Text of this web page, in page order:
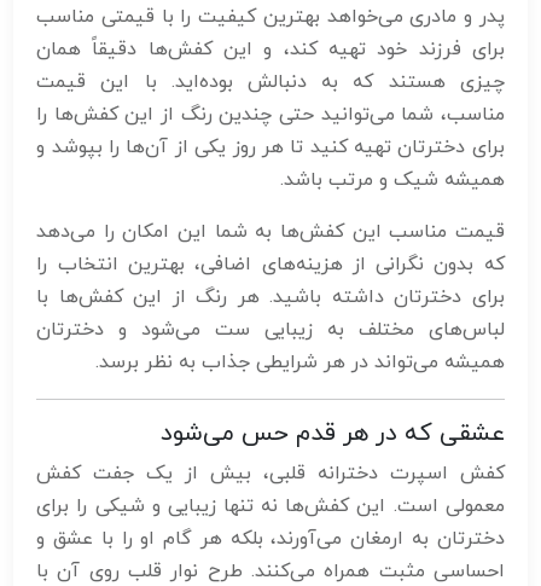
پدر و مادری می‌خواهد بهترین کیفیت را با قیمتی مناسب
برای فرزند خود تهیه کند، و این کفش‌ها دقیقاً همان
چیزی هستند که به دنبالش بوده‌اید. با این قیمت
مناسب، شما می‌توانید حتی چندین رنگ از این کفش‌ها را
برای دخترتان تهیه کنید تا هر روز یکی از آن‌ها را بپوشد و
همیشه شیک و مرتب باشد.
قیمت مناسب این کفش‌ها به شما این امکان را می‌دهد
که بدون نگرانی از هزینه‌های اضافی، بهترین انتخاب را
برای دخترتان داشته باشید. هر رنگ از این کفش‌ها با
لباس‌های مختلف به زیبایی ست می‌شود و دخترتان
همیشه می‌تواند در هر شرایطی جذاب به نظر برسد.
عشقی که در هر قدم حس می‌شود
کفش اسپرت دخترانه قلبی، بیش از یک جفت کفش
معمولی است. این کفش‌ها نه تنها زیبایی و شیکی را برای
دخترتان به ارمغان می‌آورند، بلکه هر گام او را با عشق و
احساسی مثبت همراه می‌کنند. طرح نوار قلب روی آن با